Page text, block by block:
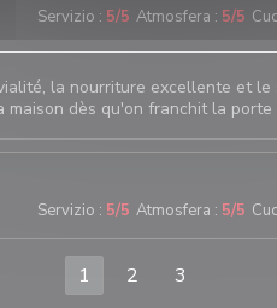
Servizio : 5/5 Atmosfera : 5/5
la nourriture excellente et le
dès qu'on franchit la porte
Servizio : 5/5 Atmosfera : 5/5
1 2 3